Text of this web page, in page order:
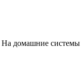
На домашние системы